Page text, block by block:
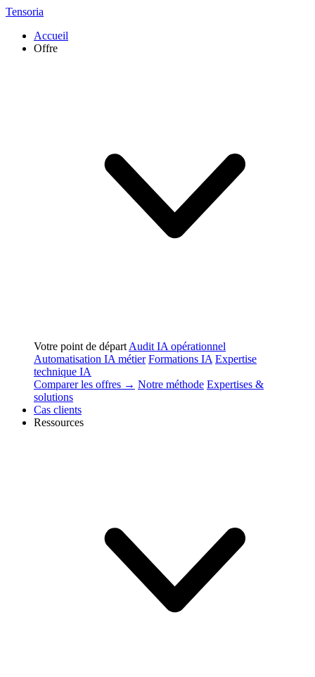
Tensoria
Accueil
Offre
Votre point de départ Audit IA opérationnel
Automatisation IA métier Formations IA Expertise
technique IA
Comparer les offres → Notre méthode Expertises &
solutions
Cas clients
Ressources